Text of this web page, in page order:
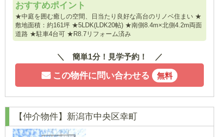
おすすめポイント
★中庭を囲む癒しの空間、日当たり良好な高台のリノベ住まい ★
敷地面積：約161坪 ★5LDK(LDK20帖) ★南側8.4m×北側4.2m両面
道路 ★駐車4台可 ★R8.7リフォーム済み
簡単1分！見学予約！
この物件に問い合わせる 無料
【仲介物件】新潟市中央区幸町